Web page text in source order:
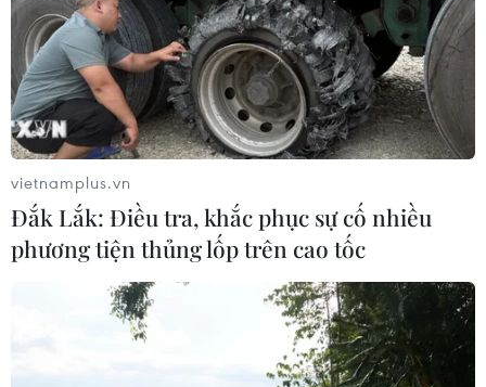
vietnamplus.vn
Đắk Lắk: Điều tra, khắc phục sự cố nhiều
phương tiện thủng lốp trên cao tốc